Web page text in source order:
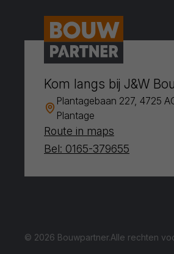
Kom langs bij J&W
Plantagebaan 227, 4725
Plantage
Route in maps
Bel: 0165-379655
© 2026 Bouwpartner.Alle rechten